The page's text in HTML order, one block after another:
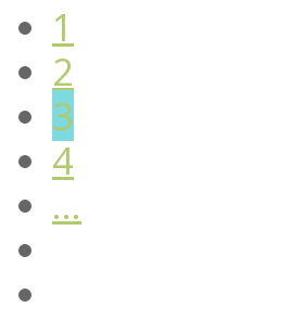
1
2
3
4
...